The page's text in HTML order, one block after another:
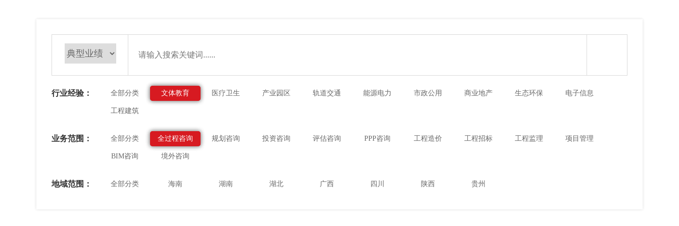
行业经验： 全部分类 文体教育 医疗卫生 产业园区 轨道交通 能源电力 市政公用 商业地产 生态环保 电子信息
工程建筑
业务范围： 全部分类 全过程咨询 规划咨询 投资咨询 评估咨询 PPP咨询 工程造价 工程招标 工程监理 项目管理
BIM咨询 境外咨询
地域范围： 全部分类 海南 湖南 湖北 广西 四川 陕西 贵州